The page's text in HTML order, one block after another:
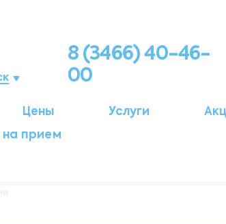
8 (3466) 40-46-
00
Цены Услуги
на прием